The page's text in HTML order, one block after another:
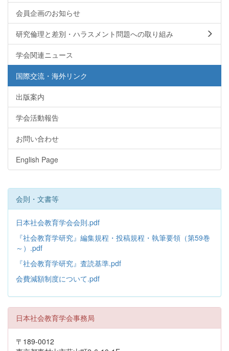
会員企画のお知らせ
研究倫理と差別・ハラスメント問題への取り組み
学会関連ニュース
国際交流・海外リンク
出版案内
学会活動報告
お問い合わせ
English Page
会則・文書等
日本社会教育学会会則.pdf
『社会教育学研究』編集規程・投稿規程・執筆要領（第59巻
～）.pdf
『社会教育学研究』査読基準.pdf
会費減額制度について.pdf
日本社会教育学会事務局
〒189-0012